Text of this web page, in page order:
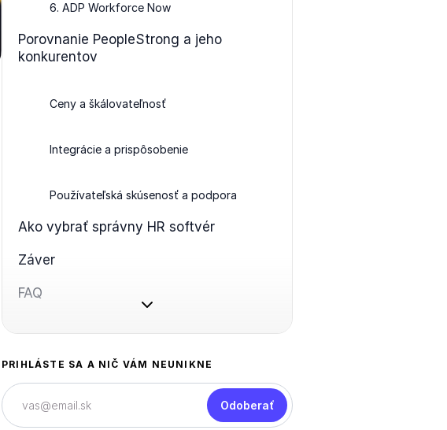
6. ADP Workforce Now
Porovnanie PeopleStrong a jeho
konkurentov
Ceny a škálovateľnosť
Integrácie a prispôsobenie
Používateľská skúsenosť a podpora
Ako vybrať správny HR softvér
Záver
FAQ
PRIHLÁSTE SA A NIČ VÁM NEUNIKNE
Odoberať